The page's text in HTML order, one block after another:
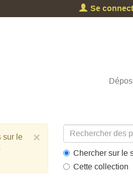
Se
×
sur le
Chercher sur le
Cette collection